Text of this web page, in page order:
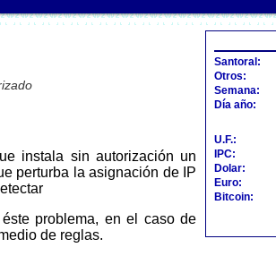
Santoral:
Otros:
Semana:
Día año:
U.F.:
IPC:
Dolar:
Euro:
Bitcoin:
perturba la asignación de IP
éste problema, en el caso de
de reglas.